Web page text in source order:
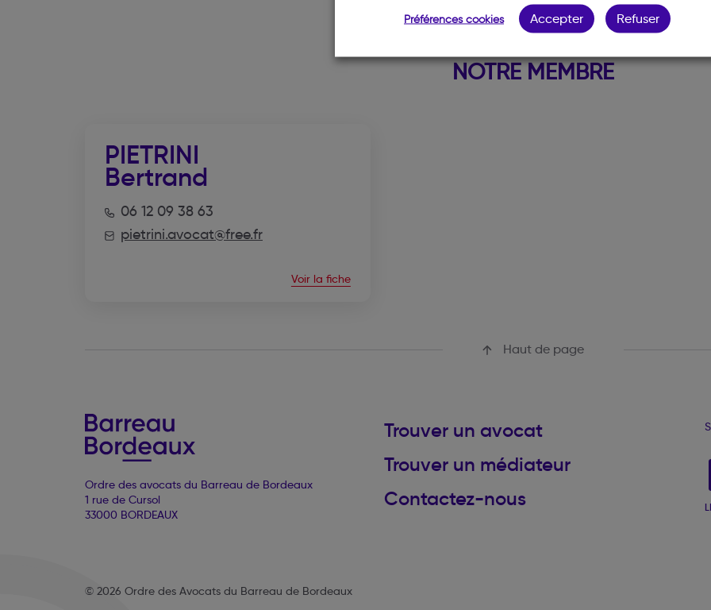
NOTRE MEMBRE
PIETRINI
Bertrand
06 12 09 38 63
pietrini.avocat@free.fr
Voir la fiche
Haut de page
Ordre des avocats du Barreau de Bordeaux
1 rue de Cursol
33000 BORDEAUX
Trouver un avocat
Trouver un médiateur
Contactez-nous
© 2026 Ordre des Avocats du Barreau de Bordeaux
Préférences cookies Accepter Refuser